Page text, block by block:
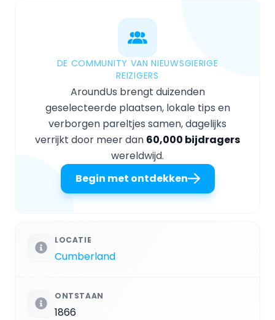
DE COMMUNITY VAN NIEUWSGIERIGE
REIZIGERS
AroundUs brengt duizenden
geselecteerde plaatsen, lokale tips en
verborgen pareltjes samen, dagelijks
verrijkt door meer dan 60,000 bijdragers
wereldwijd.
Begin met ontdekken
LOCATIE
Cumberland
ONTSTAAN
1866